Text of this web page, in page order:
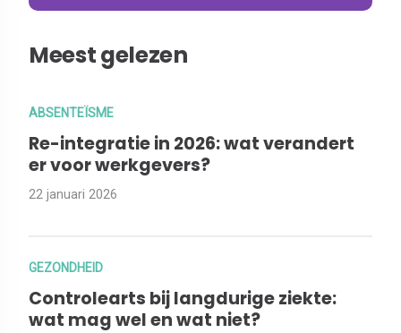
Meest gelezen
ABSENTEÏSME
Re-integratie in 2026: wat verandert
er voor werkgevers?
22 januari 2026
GEZONDHEID
Controlearts bij langdurige ziekte:
wat mag wel en wat niet?